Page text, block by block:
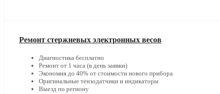
Ремонт стержневых электронных весов
Диагностика бесплатно
Ремонт от 1 часа (в день заявки)
Экономия до 40% от стоимости нового прибора
Оригинальные тензодатчики и индикаторы
Выезд по региону